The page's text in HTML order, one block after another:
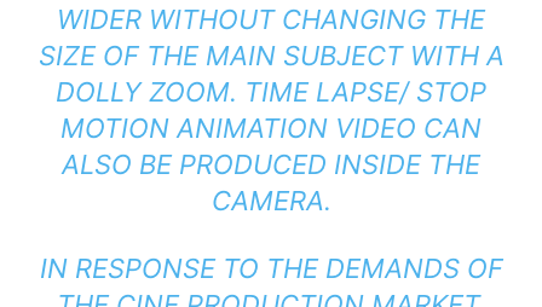
WIDER WITHOUT CHANGING THE
SIZE OF THE MAIN SUBJECT WITH A
DOLLY ZOOM. TIME LAPSE/ STOP
MOTION ANIMATION VIDEO CAN
ALSO BE PRODUCED INSIDE THE
CAMERA.
IN RESPONSE TO THE DEMANDS OF